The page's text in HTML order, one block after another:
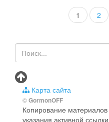
1 2
Карта сайта
©GormonOFF
Копирование
указания активной